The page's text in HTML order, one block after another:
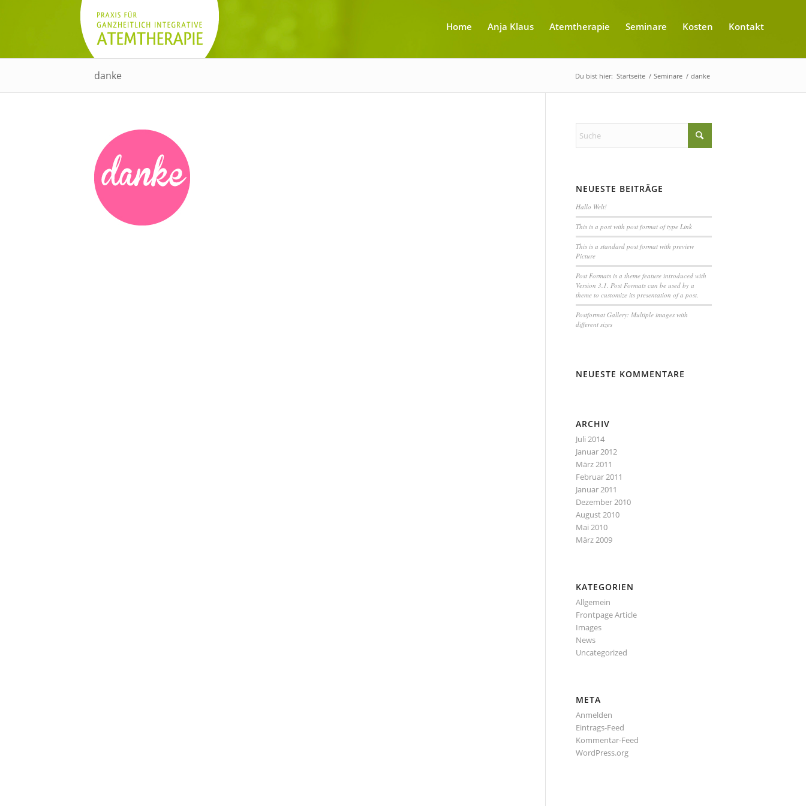
Home Anja Klaus Atemtherapie Seminare Kosten Kontakt
danke Du bist hier: Startseite / Seminare / danke
NEUESTE BEITRÄGE
Hallo Welt!
This is a post with post format of type Link
This is a standard post format with preview
Picture
Post Formats is a theme feature introduced with
Version 3.1. Post Formats can be used by a
theme to customize its presentation of a post.
Postformat Gallery: Multiple images with
different sizes
NEUESTE KOMMENTARE
ARCHIV
Juli 2014
Januar 2012
März 2011
Februar 2011
Januar 2011
Dezember 2010
August 2010
Mai 2010
März 2009
KATEGORIEN
Allgemein
Frontpage Article
Images
News
Uncategorized
META
Anmelden
Eintrags-Feed
Kommentar-Feed
WordPress.org